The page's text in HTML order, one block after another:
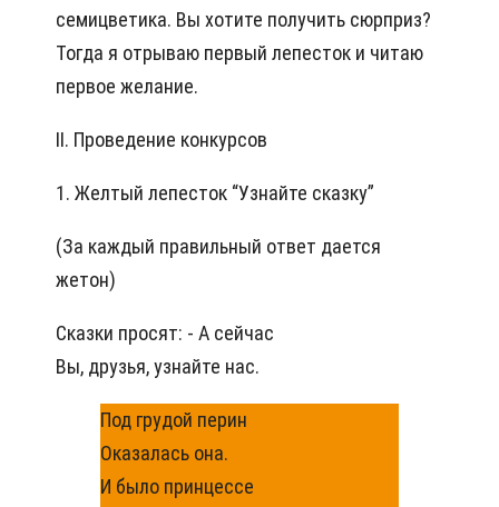
семицветика. Вы хотите получить сюрприз?
Тогда я отрываю первый лепесток и читаю
первое желание.
II. Проведение конкурсов
1. Желтый лепесток “Узнайте сказку”
(За каждый правильный ответ дается
жетон)
Сказки просят: - А сейчас
Вы, друзья, узнайте нас.
Под грудой перин
Оказалась она.
И было принцессе